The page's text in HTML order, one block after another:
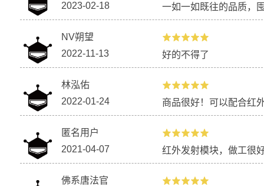
2023-02-18
一如一如既往的品质，
NV朔望
2022-11-13
好的不得了
林泓佑
2022-01-24
商品很好！可以配合红
匿名用户
2021-04-07
红外发射模块，做工很
佛系唐法官